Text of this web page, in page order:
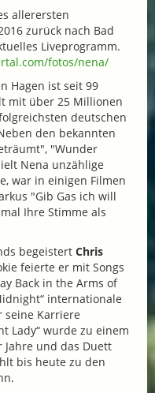
allerersten
zurück nach Bad
Liveprogramm.
fotos/nena/
Hagen ist seit 99
mit über 25 Millionen
deutschen
den bekannten
"Wunder
Nena unzählige
war in einigen Filmen
"Gib Gas ich will
Ihre Stimme als
begeistert Chris
feierte er mit Songs
Back in the Arms of
internationale
seine Karriere
Lady“ wurde zu einem
Jahre und das Duett
bis heute zu den